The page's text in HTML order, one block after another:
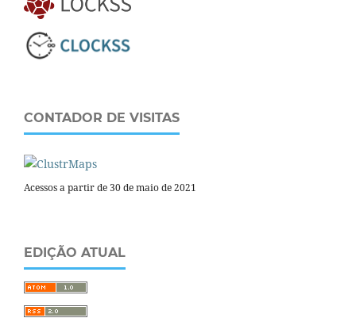
CONTADOR DE VISITAS
Acessos a partir de 30 de maio de 2021
EDIÇÃO ATUAL